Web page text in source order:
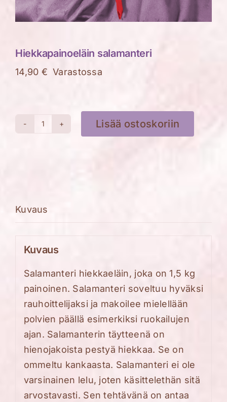
Hiekkapainoeläin salamanteri
14,90 € Varastossa
Hiekkapainoeläin
Lisää ostoskoriin
Kuvaus
Kuvaus
Salamanteri hiekkaeläin, joka on 1,5 kg
painoinen. Salamanteri soveltuu hyväksi
rauhoittelijaksi ja makoilee mielellään
polvien päällä esimerkiksi ruokailujen
ajan. Salamanterin täytteenä on
hienojakoista pestyä hiekkaa. Se on
ommeltu kankaasta. Salamanteri ei ole
varsinainen lelu, joten käsittelethän sitä
arvostavasti. Sen tehtävänä on antaa